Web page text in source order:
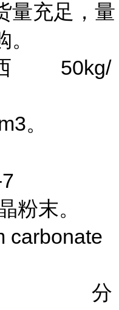
量充足，量
50kg/
cm3。
08-7
粉末。
carbonate
分